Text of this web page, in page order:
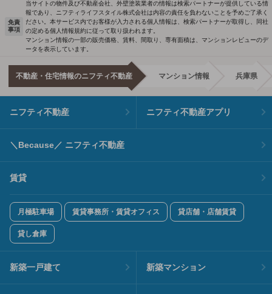
免責
事項
当サイトの物件及び不動産会社、外壁塗装業者の情報は検索パートナーが提供している情
報であり、ニフティライフスタイル株式会社は内容の責任を負わないことを予めご了承く
ださい。本サービス内でお客様が入力される個人情報は、検索パートナーが取得し、同社
の定める個人情報規約に従って取り扱われます。
マンション情報の一部の販売価格、賃料、間取り、専有面積は、マンションレビューのデ
ータを表示しています。
不動産・住宅情報のニフティ不動産 マンション情報 兵庫県
ニフティ不動産 ニフティ不動産アプリ
＼Because／ ニフティ不動産
賃貸
月極駐車場 賃貸事務所・賃貸オフィス 貸店舗・店舗賃貸
貸し倉庫
新築一戸建て 新築マンション